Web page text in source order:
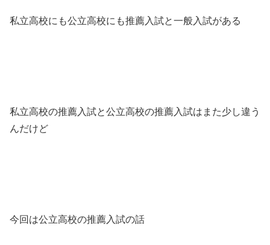
私立高校にも公立高校にも推薦入試と一般入試がある
私立高校の推薦入試と公立高校の推薦入試はまた少し違う
んだけど
今回は公立高校の推薦入試の話